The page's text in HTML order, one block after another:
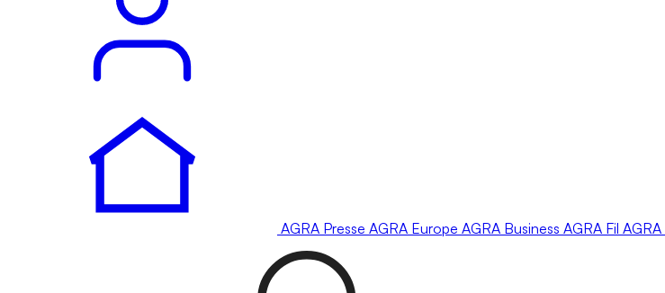
AGRA Presse AGRA Europe AGRA Business AGRA Fil AGRA